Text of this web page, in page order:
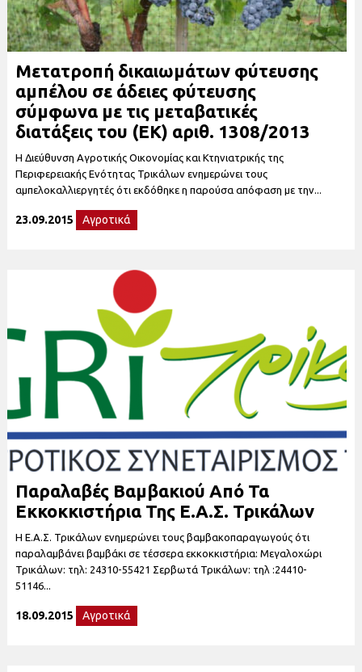
Μετατροπή δικαιωμάτων φύτευσης
αμπέλου σε άδειες φύτευσης
σύμφωνα με τις μεταβατικές
διατάξεις του (ΕΚ) αριθ. 1308/2013
Η Διεύθυνση Αγροτικής Οικονομίας και Κτηνιατρικής της
Περιφερειακής Ενότητας Τρικάλων ενημερώνει τους
αμπελοκαλλιεργητές ότι εκδόθηκε η παρούσα απόφαση με την...
23.09.2015 Αγροτικά
Παραλαβές Βαμβακιού Από Τα
Εκκοκκιστήρια Της Ε.Α.Σ. Τρικάλων
Η Ε.Α.Σ. Τρικάλων ενημερώνει τους βαμβακοπαραγωγούς ότι
παραλαμβάνει βαμβάκι σε τέσσερα εκκοκκιστήρια: Μεγαλοχώρι
Τρικάλων: τηλ: 24310-55421 Σερβωτά Τρικάλων: τηλ :24410-
51146...
18.09.2015 Αγροτικά